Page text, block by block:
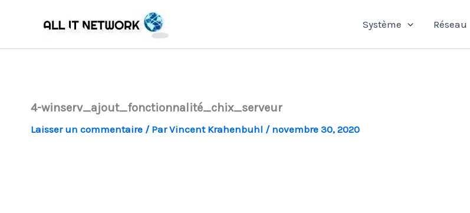
Système Réseau
4-winserv_ajout_fonctionnalité_chix_serveur
Laisser un commentaire / ParVincent Krahenbuhl / novembre 30, 2020